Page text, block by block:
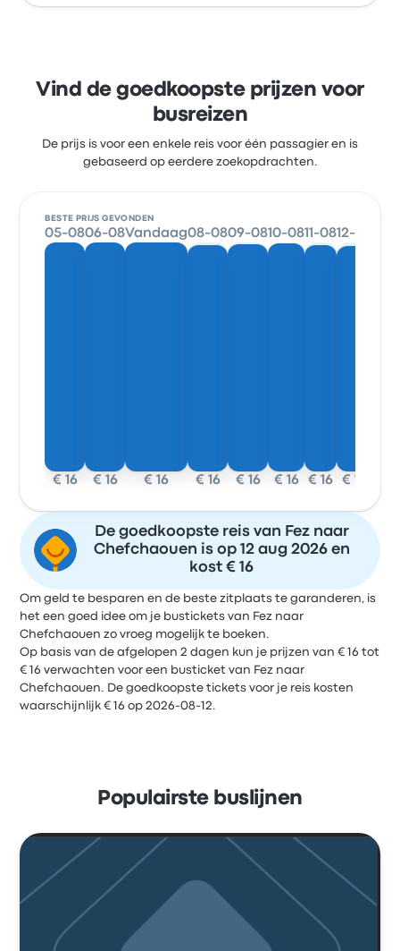
Vind de goedkoopste prijzen voor
busreizen
De prijs is voor een enkele reis voor één passagier en is
gebaseerd op eerdere zoekopdrachten.
BESTE PRIJS GEVONDEN
05-08
€ 16
06-08
€ 16
Vandaag
€ 16
08-08
€ 16
09-08
€ 16
10-08
€ 16
11-08
€ 16
12-08
€ 16
De goedkoopste reis van Fez naar
Chefchaouen is op 12 aug 2026 en
kost € 16
Om geld te besparen en de beste zitplaats te garanderen, is
het een goed idee om je bustickets van Fez naar
Chefchaouen zo vroeg mogelijk te boeken.
Op basis van de afgelopen 2 dagen kun je prijzen van € 16 tot
€ 16 verwachten voor een busticket van Fez naar
Chefchaouen. De goedkoopste tickets voor je reis kosten
waarschijnlijk € 16 op 2026-08-12.
Populairste buslijnen